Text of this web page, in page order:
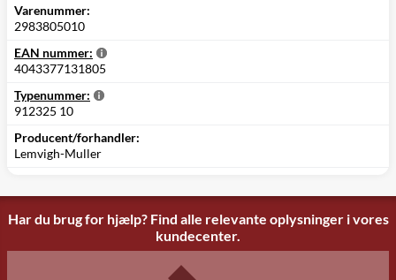
Varenummer:
2983805010
EAN nummer:
4043377131805
Typenummer:
912325 10
Producent/forhandler:
Lemvigh-Muller
Har du brug for hjælp? Find alle relevante oplysninger i vores
kundecenter.